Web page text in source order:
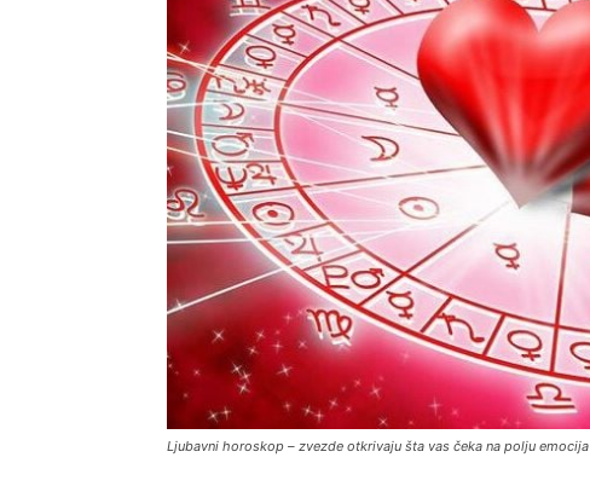
Ljubavni horoskop – zvezde otkrivaju šta vas čeka na polju emocija